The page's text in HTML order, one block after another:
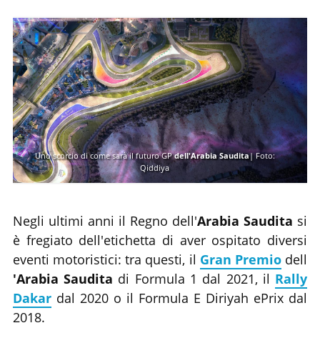
Uno scorcio di come sarà il futuro GPdell'Arabia Saudita| Foto:
Qiddiya
Negli ultimi anni il Regno dell'Arabia Saudita si
è fregiato dell'etichetta di aver ospitato diversi
eventi motoristici: tra questi, il Gran Premiodell
'Arabia Saudita di Formula 1 dal 2021, il Rally
Dakardal 2020 o il Formula E Diriyah ePrix dal
2018.